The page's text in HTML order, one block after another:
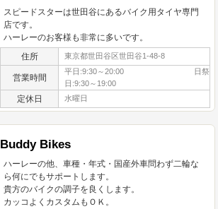
スピードスターは世田谷にあるバイク用タイヤ専門
店です。
ハーレーのお客様も非常に多いです。
住所 東京都世田谷区世田谷1-48-8
営業時間
平日:9:30～20:00 日祭
日:9:30～19:00
定休日 水曜日
Buddy Bikes
ハーレーの他、車種・年式・国産外車問わず二輪な
ら何にでもサポートします。
貴方のバイクの調子を良くします。
カッコよくカスタムもＯＫ。